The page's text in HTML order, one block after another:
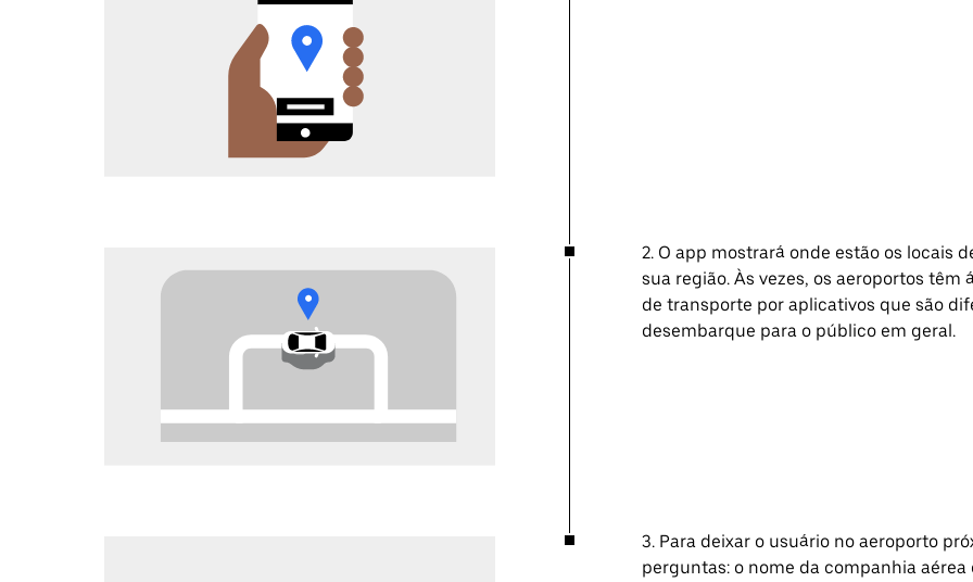
2. O app mostrará onde estão os locais
sua região. Às vezes, os aeroportos têm
de transporte por aplicativos que são
desembarque para o público em geral.
3. Para deixar o usuário no aeroporto
perguntas: o nome da companhia